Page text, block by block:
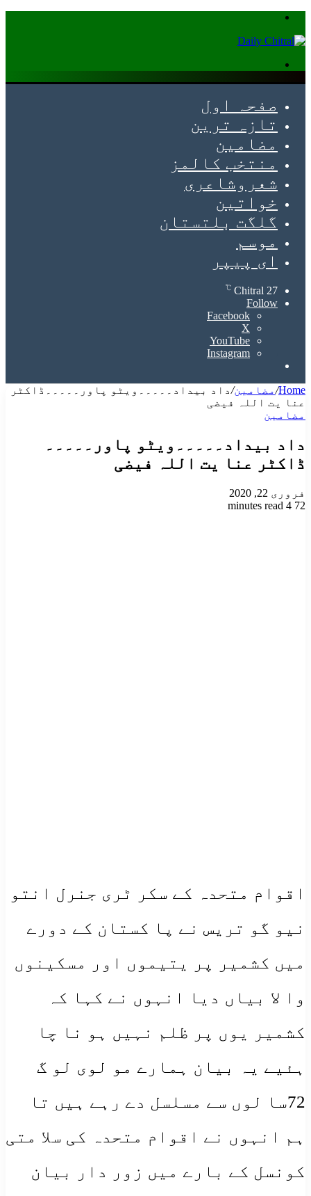
صفحہ اول
تازہ ترین
مضامین
منتخب کالمز
شعروشاعری
خواتین
گلگت بلتستان
موسم
ای پیپر
Chitral 27
℃
Follow
Facebook
X
YouTube
Instagram
Home
/مضامین/داد بیداد۔۔۔۔۔ویٹو پاور۔۔۔۔۔ڈاکٹر
عنا یت اللہ فیضی
مضامین
داد بیداد۔۔۔۔۔ویٹو پاور۔۔۔۔۔
ڈاکٹر عنا یت اللہ فیضی
فروری 22, 2020
72
4 minutes read
اقوام متحدہ کے سکر ٹری جنرل انتو
نیو گو تریس نے پا کستان کے دورے
میں کشمیر پر یتیموں اور مسکینوں
وا لا بیاں دیا انہوں نے کہا کہ
کشمیر یوں پر ظلم نہیں ہو نا چا
ہئیے یہ بیان ہمارے مو لوی لو گ
72سا لوں سے مسلسل دے رہے ہیں تا
ہم انہوں نے اقوام متحدہ کی سلا متی
کونسل کے بارے میں زور دار بیان